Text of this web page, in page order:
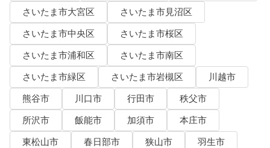
さいたま市大宮区
さいたま市見沼区
さいたま市中央区
さいたま市桜区
さいたま市浦和区
さいたま市南区
さいたま市緑区
さいたま市岩槻区
川越市
熊谷市
川口市 行田市
秩父市
所沢市
飯能市 加須市
本庄市
東松山市
春日部市 狭山市
羽生市